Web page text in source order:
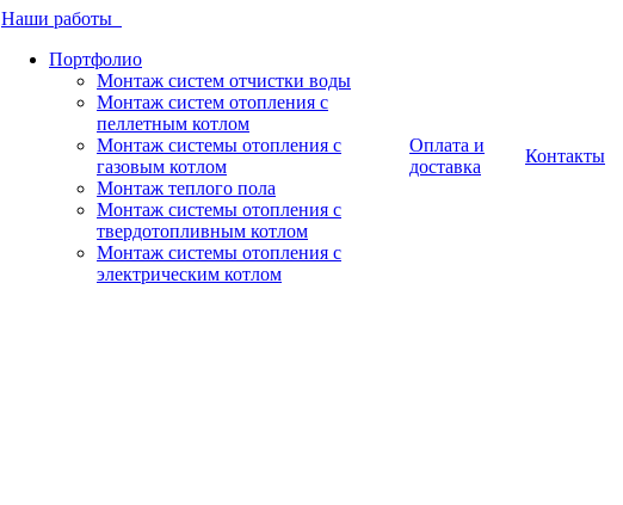
Наши работы
Портфолио
Монтаж систем отчистки воды
Монтаж систем отопления с
пеллетным котлом
Монтаж системы отопления с
газовым котлом
Монтаж теплого пола
Монтаж системы отопления с
твердотопливным котлом
Монтаж системы отопления с
электрическим котлом
Оплата и
доставка
Контакты